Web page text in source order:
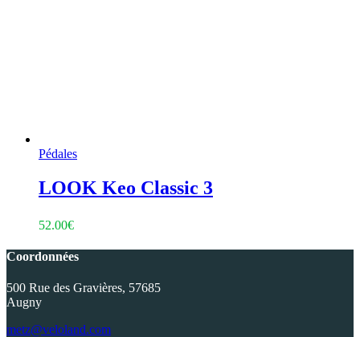
Pédales
LOOK Keo Classic 3
52.00€
Coordonnées
500 Rue des Gravières, 57685
Augny
metz@veloland.com